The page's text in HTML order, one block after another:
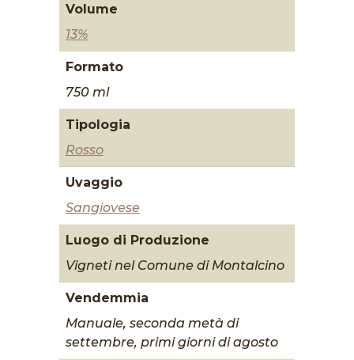
Volume
13%
Formato
750 ml
Tipologia
Rosso
Uvaggio
Sangiovese
Luogo di Produzione
Vigneti nel Comune di Montalcino
Vendemmia
Manuale, seconda metà di
settembre, primi giorni di agosto